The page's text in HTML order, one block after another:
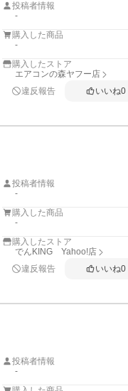
投稿者情報
-
購入した商品
-
購入したストア
エアコンの森ヤフー店
違反報告
いいね0
投稿者情報
-
購入した商品
-
購入したストア
でんKING Yahoo!店
違反報告
いいね0
投稿者情報
-